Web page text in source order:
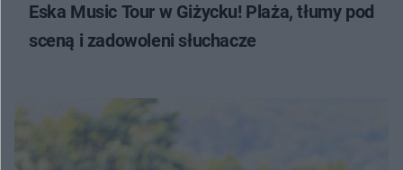
Eska Music Tour w Giżycku! Plaża, tłumy pod
sceną i zadowoleni słuchacze